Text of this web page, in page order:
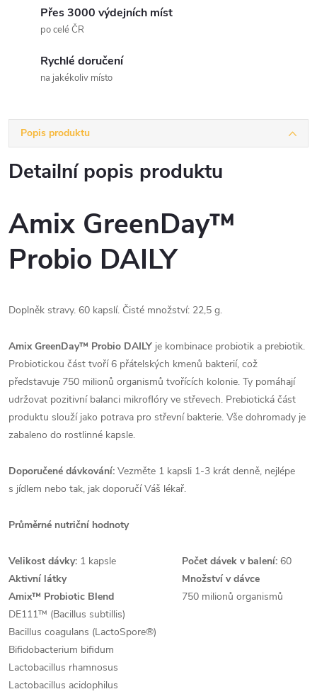
Přes 3000 výdejních míst
po celé ČR
Rychlé doručení
na jakékoliv místo
Popis produktu
Detailní popis produktu
Amix GreenDay™
Probio DAILY
Doplněk stravy. 60 kapslí. Čisté množství: 22,5 g.
Amix GreenDay™ Probio DAILY je kombinace probiotik a prebiotik.
Probiotickou část tvoří 6 přátelských kmenů bakterií, což
představuje 750 milionů organismů tvořících kolonie. Ty pomáhají
udržovat pozitivní balanci mikroflóry ve střevech. Prebiotická část
produktu slouží jako potrava pro střevní bakterie. Vše dohromady je
zabaleno do rostlinné kapsle.
Doporučené dávkování: Vezměte 1 kapsli 1-3 krát denně, nejlépe
s jídlem nebo tak, jak doporučí Váš lékař.
Průměrné nutriční hodnoty
Velikost dávky: 1 kapsle Počet dávek v balení: 60
Aktivní látky
Množství v dávce
Amix™ Probiotic Blend
750 milionů organismů
DE111™ (Bacillus subtillis)
Bacillus coagulans (LactoSpore®)
Bifidobacterium bifidum
Lactobacillus rhamnosus
Lactobacillus acidophilus